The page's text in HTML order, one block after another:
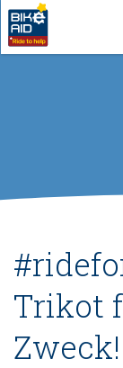
Trikot
Zweck!